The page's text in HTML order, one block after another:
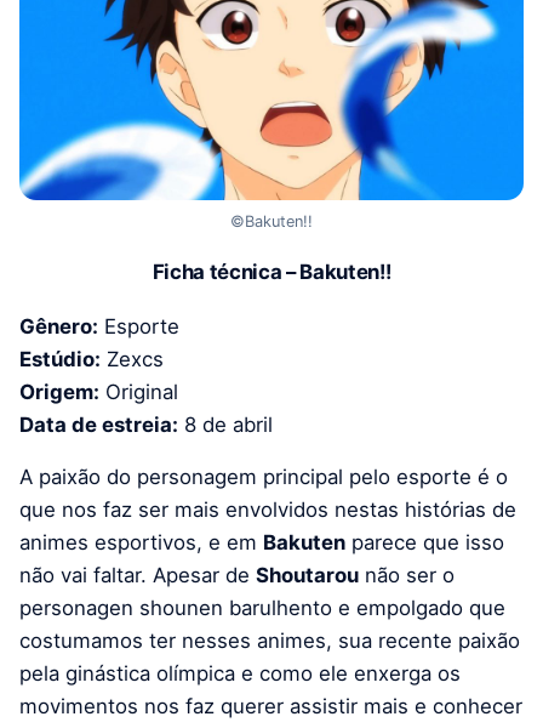
©Bakuten!!
Ficha técnica – Bakuten!!
Gênero: Esporte
Estúdio: Zexcs
Origem: Original
Data de estreia: 8 de abril
A paixão do personagem principal pelo esporte é o
que nos faz ser mais envolvidos nestas histórias de
animes esportivos, e em Bakuten parece que isso
não vai faltar. Apesar de Shoutarou não ser o
personagen shounen barulhento e empolgado que
costumamos ter nesses animes, sua recente paixão
pela ginástica olímpica e como ele enxerga os
movimentos nos faz querer assistir mais e conhecer